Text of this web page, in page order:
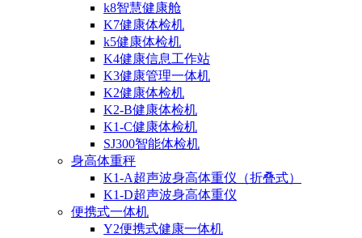
k8智慧健康舱
K7健康体检机
k5健康体检机
K4健康信息工作站
K3健康管理一体机
K2健康体检机
K2-B健康体检机
K1-C健康体检机
SJ300智能体检机
身高体重秤
K1-A超声波身高体重仪（折叠式）
K1-D超声波身高体重仪
便携式一体机
Y2便携式健康一体机